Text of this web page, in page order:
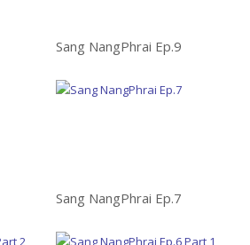
Sang NangPhrai Ep.9
Sang NangPhrai Ep.7